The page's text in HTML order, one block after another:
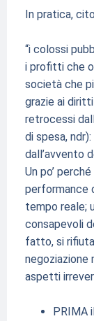
In pratica,
“i colossi
i profitti che
società che
grazie ai
retrocessi
di spesa,
dall’avvento
Un po’
performance
tempo reale;
consapevoli
fatto, si
negoziazione
aspetti
PRIMA